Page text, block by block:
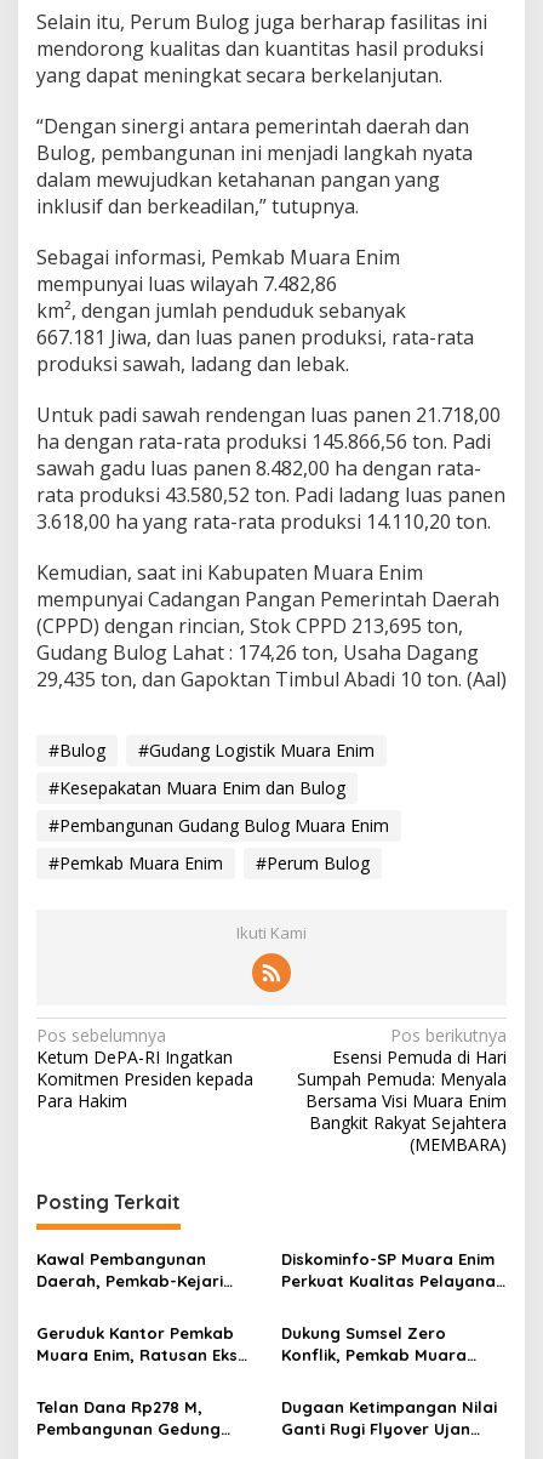
Selain itu, Perum Bulog juga berharap fasilitas ini
mendorong kualitas dan kuantitas hasil produksi
yang dapat meningkat secara berkelanjutan.
“Dengan sinergi antara pemerintah daerah dan
Bulog, pembangunan ini menjadi langkah nyata
dalam mewujudkan ketahanan pangan yang
inklusif dan berkeadilan,” tutupnya.
Sebagai informasi, Pemkab Muara Enim
mempunyai luas wilayah 7.482,86
km², dengan jumlah penduduk sebanyak
667.181 Jiwa, dan luas panen produksi, rata-rata
produksi sawah, ladang dan lebak.
Untuk padi sawah rendengan luas panen 21.718,00
ha dengan rata-rata produksi 145.866,56 ton. Padi
sawah gadu luas panen 8.482,00 ha dengan rata-
rata produksi 43.580,52 ton. Padi ladang luas panen
3.618,00 ha yang rata-rata produksi 14.110,20 ton.
Kemudian, saat ini Kabupaten Muara Enim
mempunyai Cadangan Pangan Pemerintah Daerah
(CPPD) dengan rincian, Stok CPPD 213,695 ton,
Gudang Bulog Lahat : 174,26 ton, Usaha Dagang
29,435 ton, dan Gapoktan Timbul Abadi 10 ton. (Aal)
#Bulog
#Gudang Logistik Muara Enim
#Kesepakatan Muara Enim dan Bulog
#Pembangunan Gudang Bulog Muara Enim
#Pemkab Muara Enim
#Perum Bulog
Ikuti Kami
N
a
v
a
s
i
o
Pos sebelumnya
Ketum DePA-RI Ingatkan
Komitmen Presiden kepada
Para Hakim
Pos berikutnya
Esensi Pemuda di Hari
Sumpah Pemuda: Menyala
Bersama Visi Muara Enim
Bangkit Rakyat Sejahtera
(MEMBARA)
Posting Terkait
Kawal Pembangunan
Daerah, Pemkab-Kejari
Pendampingan Hukum
Diskominfo-SP Muara Enim
Perkuat Kualitas Pelayanan
LAPOR dan PPID
Geruduk Kantor Pemkab
Muara Enim, Ratusan Eks
Perusahaan Lunasi Hak
Pekerja
Dukung Sumsel Zero
Konflik, Pemkab Muara
Cegah Intoleransi dan
Radikalisme
Telan Dana Rp278 M,
Pembangunan Gedung
Dugaan Ketimpangan Nilai
Ganti Rugi Flyover Ujan